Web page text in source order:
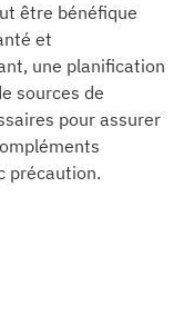
être bénéfique
et
une planification
sources de
pour assurer
précaution.